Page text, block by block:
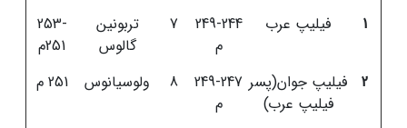
1 فیلیپ عرب
249-244
م
7
تربونین
گالوس
253-
251م
2
فیلیپ جوان(پسر
فیلیپ عرب)
249-247
م
8 ولوسیانوس 251 م